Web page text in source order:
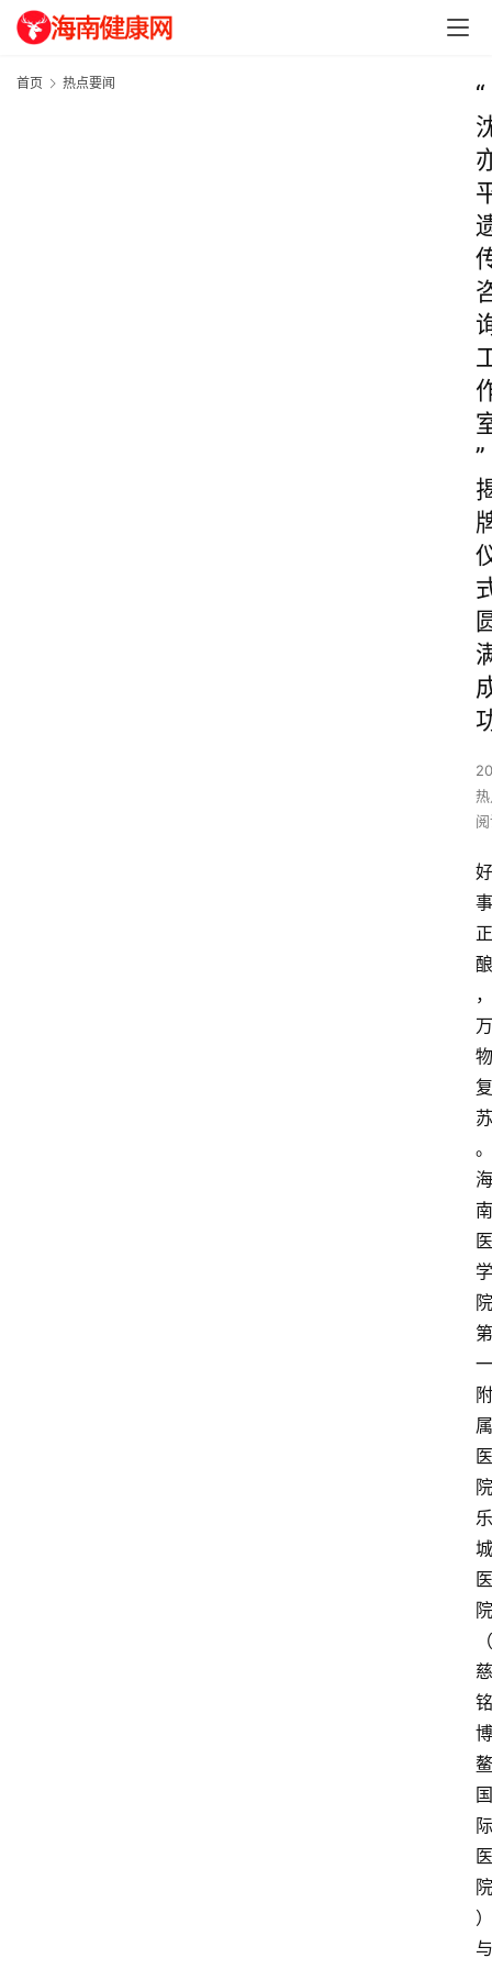
首页 热点要闻
“
”
好
事
正
酿
，
万
物
复
苏
。
海
南
医
学
院
第
一
附
属
医
院
乐
城
医
院
（
慈
铭
博
鳌
国
际
医
院
）
与